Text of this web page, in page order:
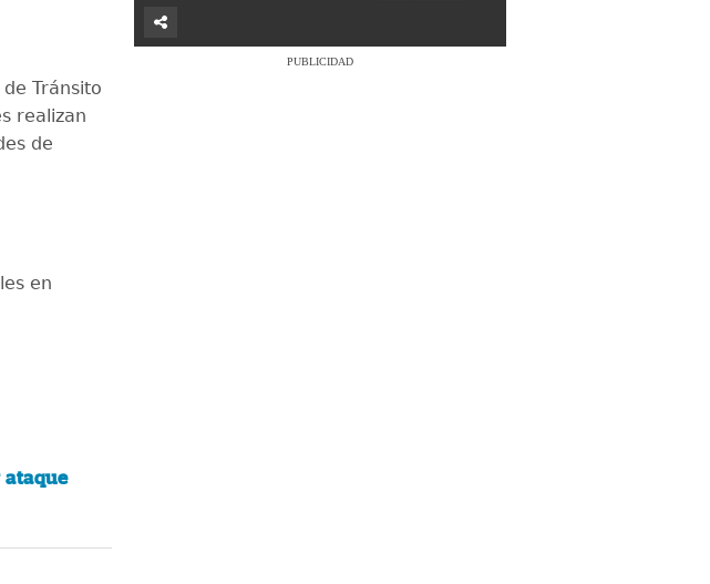
Tránsito
realizan
de
en
ataque
PUBLICIDAD